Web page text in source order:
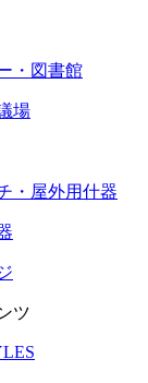
・図書館
場
・屋外用什器
ツ